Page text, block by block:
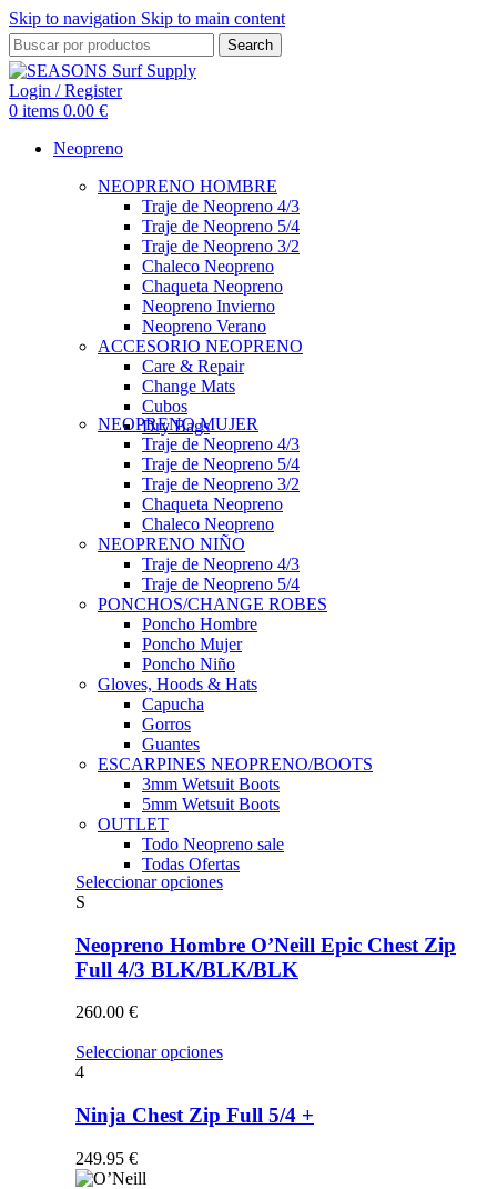
Skip to navigation Skip to main content
Search
Login / Register
0 items 0.00 €
Neopreno
NEOPRENO HOMBRE
Traje de Neopreno 4/3
Traje de Neopreno 5/4
Traje de Neopreno 3/2
Chaleco Neopreno
Chaqueta Neopreno
Neopreno Invierno
Neopreno Verano
ACCESORIO NEOPRENO
Care & Repair
Change Mats
Cubos
Dry Bags
NEOPRENO MUJER
Traje de Neopreno 4/3
Traje de Neopreno 5/4
Traje de Neopreno 3/2
Chaqueta Neopreno
Chaleco Neopreno
NEOPRENO NIÑO
Traje de Neopreno 4/3
Traje de Neopreno 5/4
PONCHOS/CHANGE ROBES
Poncho Hombre
Poncho Mujer
Poncho Niño
Gloves, Hoods & Hats
Capucha
Gorros
Guantes
ESCARPINES NEOPRENO/BOOTS
3mm Wetsuit Boots
5mm Wetsuit Boots
OUTLET
Todo Neopreno sale
Todas Ofertas
Seleccionar opcionesEste
múltiples
variantes.
Las
elegir
página
S
Neopreno Hombre O’Neill Epic Chest Zip
Full 4/3 BLK/BLK/BLK
260.00 €
Seleccionar opcionesEste
múltiples
variantes.
4
Ninja Chest Zip Full 5/4 +
249.95 €